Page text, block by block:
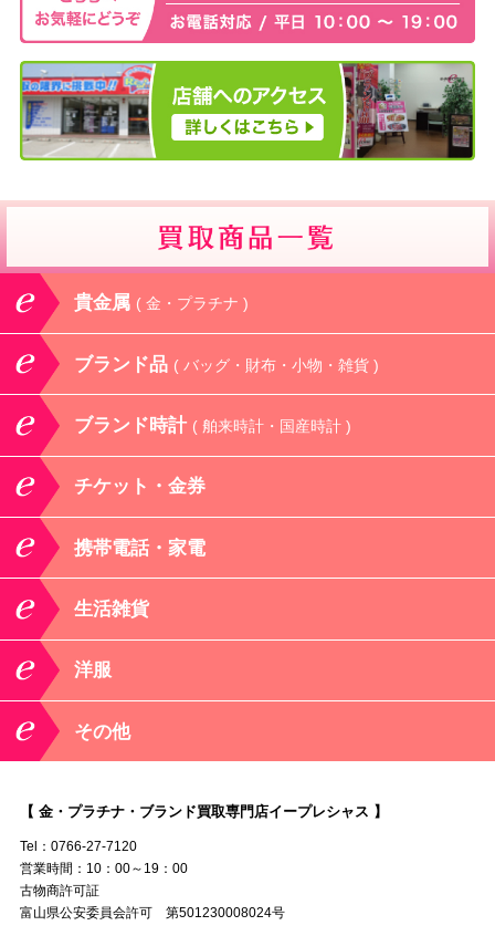
貴金属 ( 金・プラチナ )
ブランド品 ( バッグ・財布・小物・雑貨 )
ブランド時計 ( 舶来時計・国産時計 )
チケット・金券
携帯電話・家電
生活雑貨
洋服
その他
【 金・プラチナ・ブランド買取専門店イープレシャス 】
Tel：0766-27-7120
営業時間：10：00～19：00
古物商許可証
富山県公安委員会許可 第501230008024号